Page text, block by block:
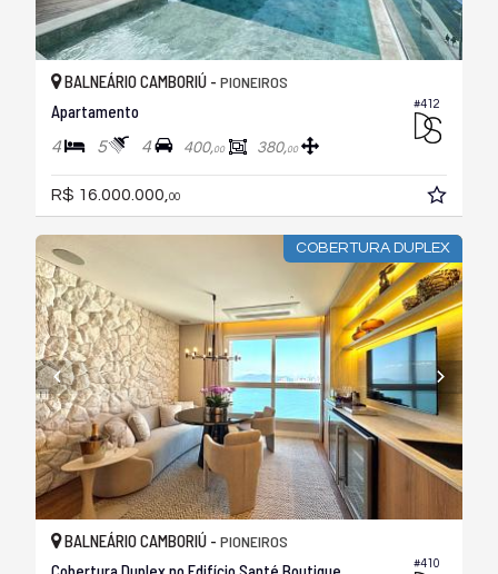
#412
BALNEÁRIO CAMBORIÚ - PIONEIROS
Apartamento
4 5 4 400,00 380,00
R$ 16.000.000, 00
COBERTURA DUPLEX
#410
BALNEÁRIO CAMBORIÚ - PIONEIROS